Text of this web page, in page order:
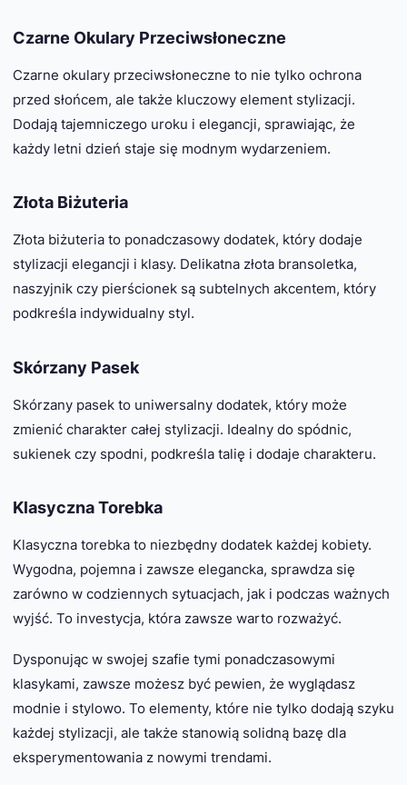
Czarne Okulary Przeciwsłoneczne
Czarne okulary przeciwsłoneczne to nie tylko ochrona
przed słońcem, ale także kluczowy element stylizacji.
Dodają tajemniczego uroku i elegancji, sprawiając, że
każdy letni dzień staje się modnym wydarzeniem.
Złota Biżuteria
Złota biżuteria to ponadczasowy dodatek, który dodaje
stylizacji elegancji i klasy. Delikatna złota bransoletka,
naszyjnik czy pierścionek są subtelnych akcentem, który
podkreśla indywidualny styl.
Skórzany Pasek
Skórzany pasek to uniwersalny dodatek, który może
zmienić charakter całej stylizacji. Idealny do spódnic,
sukienek czy spodni, podkreśla talię i dodaje charakteru.
Klasyczna Torebka
Klasyczna torebka to niezbędny dodatek każdej kobiety.
Wygodna, pojemna i zawsze elegancka, sprawdza się
zarówno w codziennych sytuacjach, jak i podczas ważnych
wyjść. To investycja, która zawsze warto rozważyć.
Dysponując w swojej szafie tymi ponadczasowymi
klasykami, zawsze możesz być pewien, że wyglądasz
modnie i stylowo. To elementy, które nie tylko dodają szyku
każdej stylizacji, ale także stanowią solidną bazę dla
eksperymentowania z nowymi trendami.